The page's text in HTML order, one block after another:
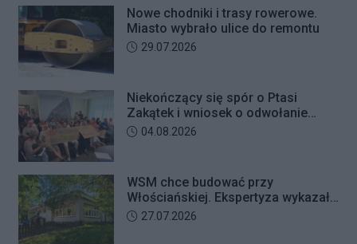
Nowe chodniki i trasy rowerowe.
Miasto wybrało ulice do remontu
Data dodania artykułu:
29.07.2026
Niekończący się spór o Ptasi
Zakątek i wniosek o odwołanie
przewodniczącego Rady Dzielnicy
Data dodania artykułu:
04.08.2026
WSM chce budować przy
Włościańskiej. Ekspertyza wykazała
problemy z gruntem pod
Data dodania artykułu:
27.07.2026